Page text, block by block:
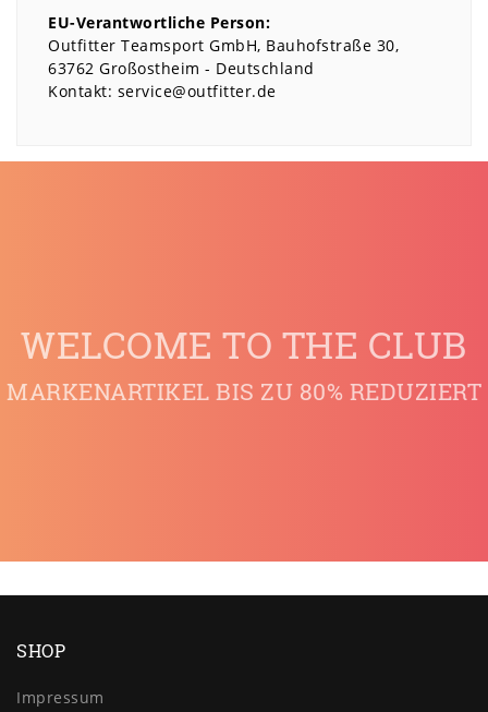
EU-Verantwortliche Person:
Outfitter Teamsport GmbH Bauhofstraße 30
63762 Großostheim
Deutschland
Kontakt: service@outfitter.de
WELCOME TO THE CLUB
MARKENARTIKEL BIS ZU 80% REDUZIERT
SHOP
Impressum